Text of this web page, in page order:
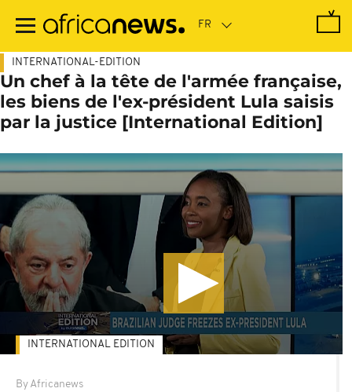
contenu
INTERNATIONAL-EDITION
Un chef à la tête de l'armée française,
les biens de l'ex-président Lula saisis
par la justice [International Edition]
By Africanews
INTERNATIONAL EDITION